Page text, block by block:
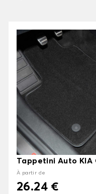
Tappetini Auto KIA
À partir de
26.24 €